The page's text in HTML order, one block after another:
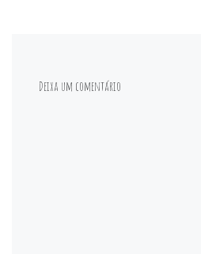
Deixa um comentário